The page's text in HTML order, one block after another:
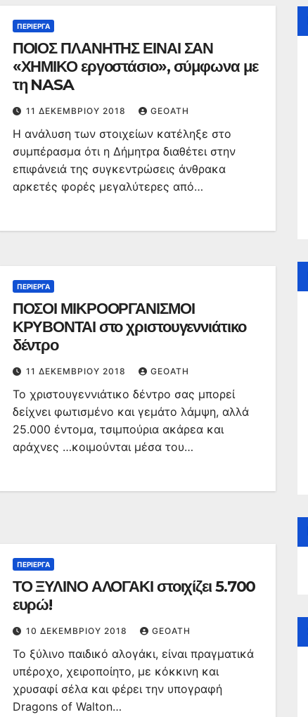
ΠΕΡΊΕΡΓΑ
ΠΟΙΟΣ ΠΛΑΝΗΤΗΣ ΕΙΝΑΙ ΣΑΝ
«ΧΗΜΙΚΟ εργοστάσιο», σύμφωνα με
τη NASA
11 ΔΕΚΕΜΒΡΊΟΥ 2018 GEOATH
Η ανάλυση των στοιχείων κατέληξε στο
συμπέρασμα ότι η Δήμητρα διαθέτει στην
επιφάνειά της συγκεντρώσεις άνθρακα
αρκετές φορές μεγαλύτερες από…
ΠΕΡΊΕΡΓΑ
ΠΟΣΟΙ ΜΙΚΡΟΟΡΓΑΝΙΣΜΟΙ
ΚΡΥΒΟΝΤΑΙ στο χριστουγεννιάτικο
δέντρο
11 ΔΕΚΕΜΒΡΊΟΥ 2018 GEOATH
Το χριστουγεννιάτικο δέντρο σας μπορεί
δείχνει φωτισμένο και γεμάτο λάμψη, αλλά
25.000 έντομα, τσιμπούρια ακάρεα και
αράχνες …κοιμούνται μέσα του…
ΠΕΡΊΕΡΓΑ
ΤΟ ΞΥΛΙΝΟ ΑΛΟΓΑΚΙ στοιχίζει 5.700
ευρώ!
10 ΔΕΚΕΜΒΡΊΟΥ 2018 GEOATH
Το ξύλινο παιδικό αλογάκι, είναι πραγματικά
υπέροχο, χειροποίητο, με κόκκινη και
χρυσαφί σέλα και φέρει την υπογραφή
Dragons of Walton…